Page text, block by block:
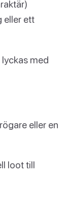
eller ett
lyckas med
eller en
loot till